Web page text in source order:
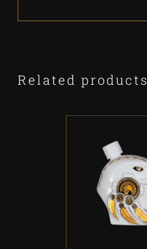
Related products
ADD TO CART /